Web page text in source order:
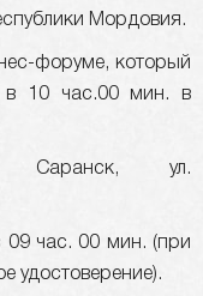
Мордовия.
форуме, который
в 10 час.00 мин. в
Саранск, ул.
09 час. 00 мин. (при
удостоверение).